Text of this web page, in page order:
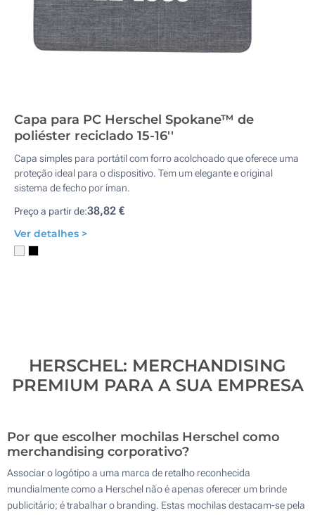
Capa para PC Herschel Spokane™ de
poliéster reciclado 15-16''
Capa simples para portátil com forro acolchoado que oferece uma
proteção ideal para o dispositivo. Tem um elegante e original
sistema de fecho por íman.
Preço a partir de:38,82 €
Ver detalhes >
HERSCHEL: MERCHANDISING
PREMIUM PARA A SUA EMPRESA
Por que escolher mochilas Herschel como
merchandising corporativo?
Associar o logótipo a uma marca de retalho reconhecida
mundialmente como a Herschel não é apenas oferecer um brinde
publicitário; é trabalhar o branding. Estas mochilas destacam-se pela